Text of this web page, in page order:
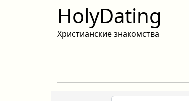
HolyDating
Христианские знакомства